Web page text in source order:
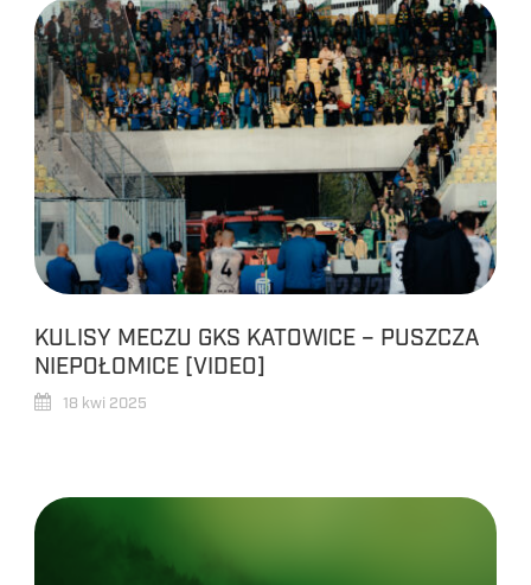
KULISY MECZU GKS KATOWICE – PUSZCZA
NIEPOŁOMICE [VIDEO]
18 kwi 2025